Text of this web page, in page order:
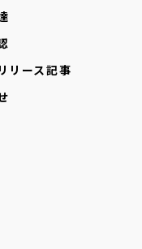
リース記事